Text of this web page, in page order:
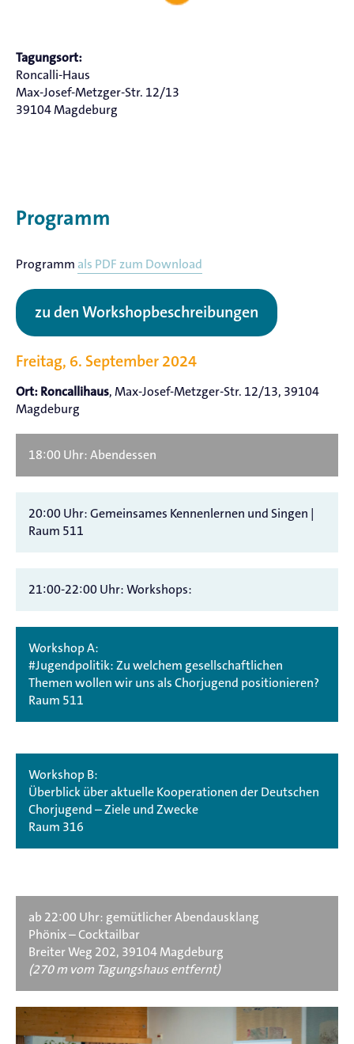
Tagungsort:
Roncalli-Haus
Max-Josef-Metzger-Str. 12/13
39104 Magdeburg
Programm
Programm als PDF zum Download
zu den Workshopbeschreibungen
Freitag, 6. September 2024
Ort: Roncallihaus, Max-Josef-Metzger-Str. 12/13, 39104
Magdeburg
18:00 Uhr: Abendessen
20:00 Uhr: Gemeinsames Kennenlernen und Singen |
Raum 511
21:00-22:00 Uhr: Workshops:
Workshop A:
#Jugendpolitik: Zu welchem gesellschaftlichen
Themen wollen wir uns als Chorjugend positionieren?
Raum 511
Workshop B:
Überblick über aktuelle Kooperationen der Deutschen
Chorjugend – Ziele und Zwecke
Raum 316
ab 22:00 Uhr: gemütlicher Abendausklang
Phönix – Cocktailbar
Breiter Weg 202, 39104 Magdeburg
(270 m vom Tagungshaus entfernt)